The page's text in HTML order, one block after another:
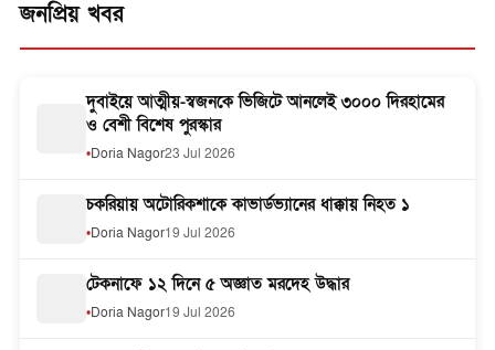
জনপ্রিয় খবর
দুবাইয়ে আত্মীয়-স্বজনকে ভিজিটে আনলেই ৩০০০ দিরহামের
ও বেশী বিশেষ পুরস্কার
Doria Nagor23 Jul 2026
চকরিয়ায় অটোরিকশাকে কাভার্ডভ্যানের ধাক্কায় নিহত ১
Doria Nagor19 Jul 2026
টেকনাফে ১২ দিনে ৫ অজ্ঞাত মরদেহ উদ্ধার
Doria Nagor19 Jul 2026